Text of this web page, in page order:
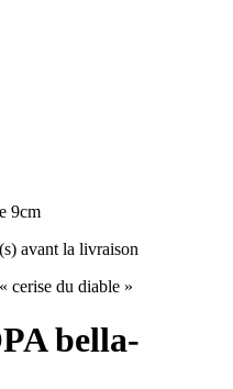
9cm
avant la livraison
bella-